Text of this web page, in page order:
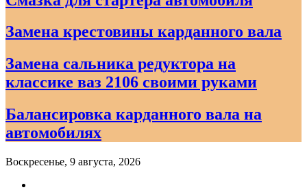
Замена крестовины карданного вала
Замена сальника редуктора на
классике ваз 2106 своими руками
Балансировка карданного вала на
автомобилях
Воскресенье, 9 августа, 2026